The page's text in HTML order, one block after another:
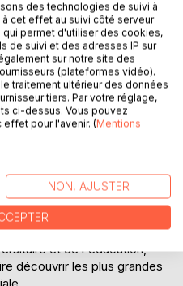
référence pour comprendre
Rédigée de manière claire
cette fiche de lecture
une étude des thèmes
et des pistes de réflexion.
et détaillée pour mieux lire
par les lycéens, Paideia
une référence en matière
Celles-ci ont été conçues
la littérature. Nos auteurs
et de l'éducation,
découvrir les plus grandes
des technologies de suivi à
cet effet au suivi côté serveur
permet d'utiliser des cookies,
de suivi et des adresses IP sur
sur notre site des
(plateformes vidéo).
traitement ultérieur des données
tiers. Par votre réglage,
ci-dessus. Vous pouvez
pour l'avenir. (Mentions
NON, AJUSTER